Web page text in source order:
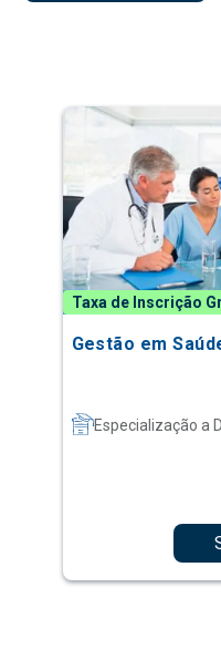
Taxa de Inscrição
Gestão em
Especialização a